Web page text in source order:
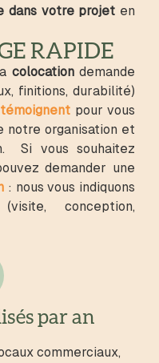
dans votre projet en
RAPIDE
colocationdemande
finitions, durabilité)
pour vous
notre organisation et
Si vous souhaitez
demander une
: nous vous indiquons
conception,
par an
commerciaux,